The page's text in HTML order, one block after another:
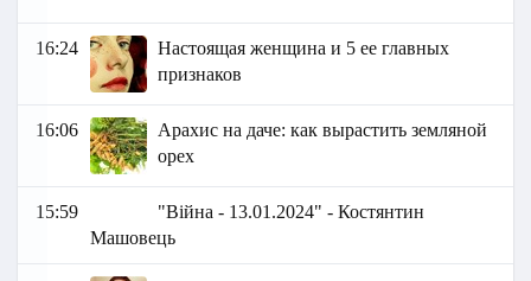
16:24
Настоящая женщина и 5 ее главных
признаков
16:06
Арахис на даче: как вырастить земляной
орех
15:59
"Війна - 13.01.2024" - Костянтин
Машовець